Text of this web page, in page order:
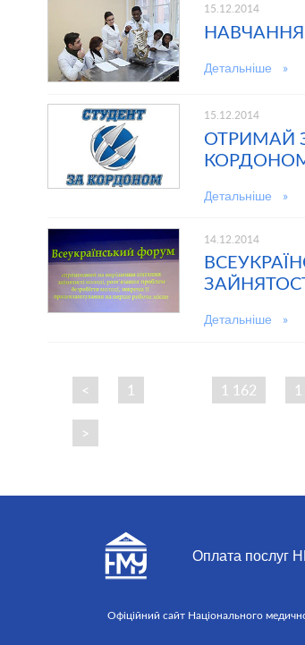
15.12.2014
НАВЧАННЯ
Детальніше »
15.12.2014
ОТРИМАЙ
Детальніше »
14.12.2014
Детальніше »
< 1 1 162
>
Оплата послуг
Офіційний сайт Національного